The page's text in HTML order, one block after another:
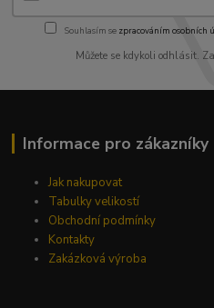
Souhlasím se zpracováním osobních
Můžete se kdykoli odhlásit.
Informace pro zákazníky
Jak nakupovat
Tabulky velikostí
Obchodní podmínky
Kontakty
Zakázková výroba